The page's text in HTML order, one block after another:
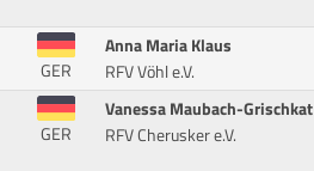
GER
Anna Maria Klaus
RFV Vöhl e.V.
GER
Vanessa Maubach-Grischkat
RFV Cherusker e.V.